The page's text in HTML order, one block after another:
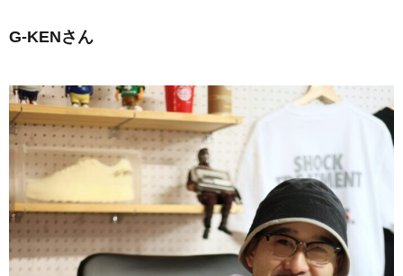
G-KENさん